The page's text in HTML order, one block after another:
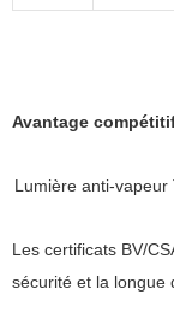
Avantage
Lumière anti-vapeur
Les certificats BV/
sécurité et la longue